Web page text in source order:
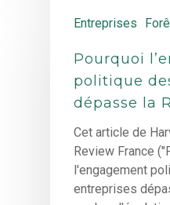
Entreprises
Pourquoi
politique
dépasse la
Cet article de
Review France
l'engagement
entreprises